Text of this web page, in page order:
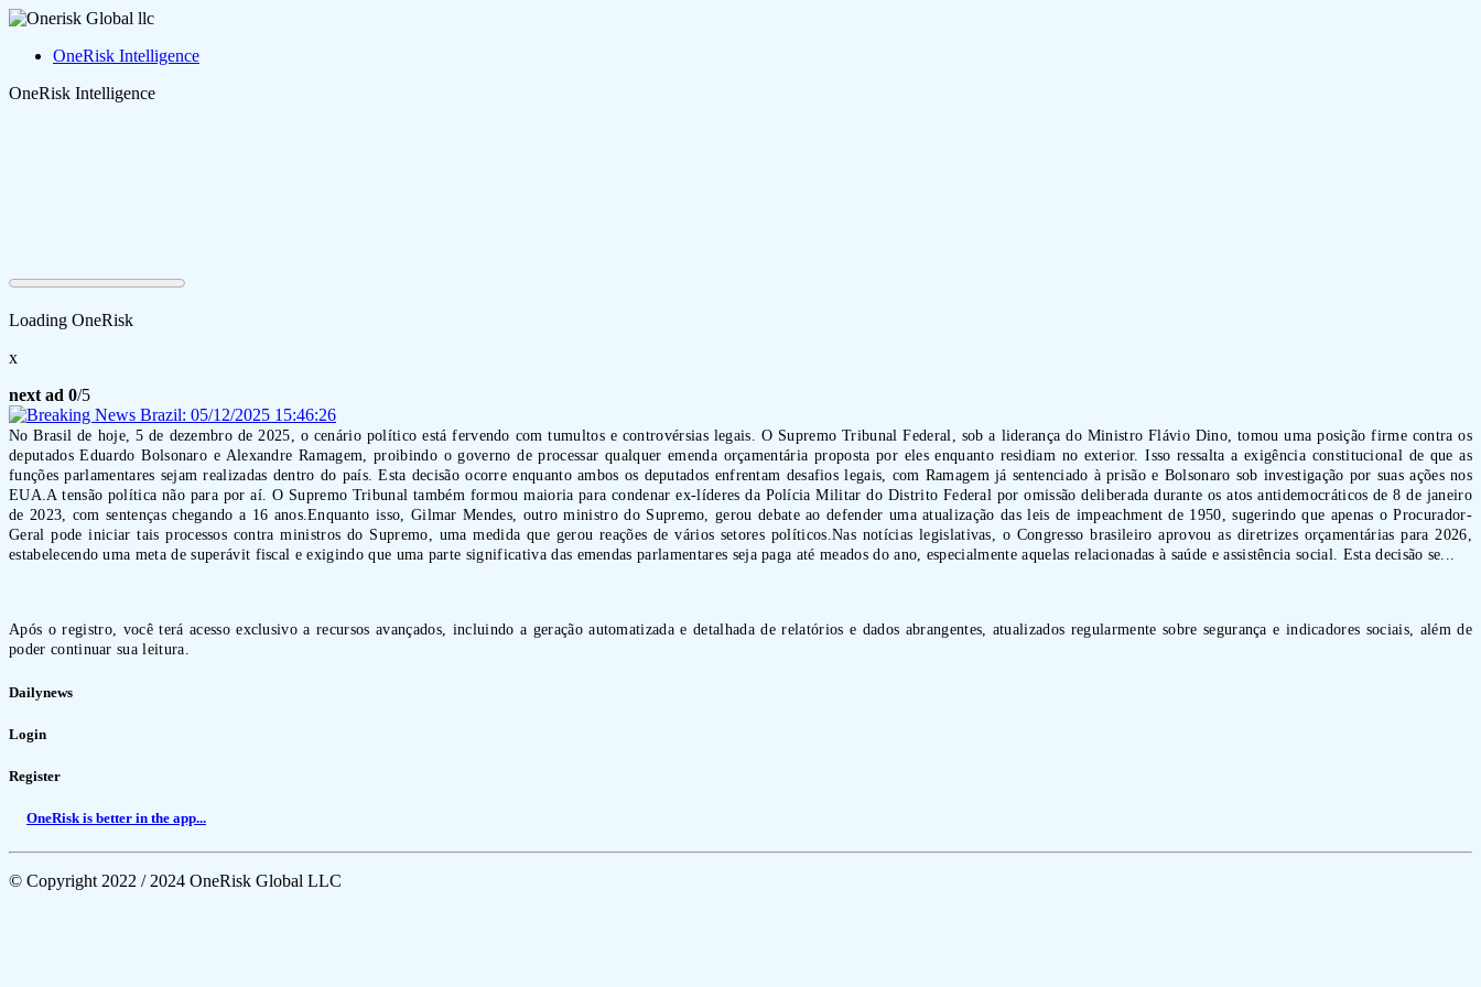
OneRisk Intelligence
OneRisk Intelligence
Loading OneRisk
x
next ad 0/5
No Brasil de hoje, 5 de dezembro de 2025, o cenário político está fervendo com tumultos e controvérsias legais. O Supremo Tribunal Federal, sob a liderança do Ministro Flávio Dino, tomou uma posição firme contra os
deputados Eduardo Bolsonaro e Alexandre Ramagem, proibindo o governo de processar qualquer emenda orçamentária proposta por eles enquanto residiam no exterior. Isso ressalta a exigência constitucional de que as
funções parlamentares sejam realizadas dentro do país. Esta decisão ocorre enquanto ambos os deputados enfrentam desafios legais, com Ramagem já sentenciado à prisão e Bolsonaro sob investigação por suas ações nos
EUA.A tensão política não para por aí. O Supremo Tribunal também formou maioria para condenar ex-líderes da Polícia Militar do Distrito Federal por omissão deliberada durante os atos antidemocráticos de 8 de janeiro
de 2023, com sentenças chegando a 16 anos.Enquanto isso, Gilmar Mendes, outro ministro do Supremo, gerou debate ao defender uma atualização das leis de impeachment de 1950, sugerindo que apenas o Procurador-
Geral pode iniciar tais processos contra ministros do Supremo, uma medida que gerou reações de vários setores políticos.Nas notícias legislativas, o Congresso brasileiro aprovou as diretrizes orçamentárias para 2026,
estabelecendo uma meta de superávit fiscal e exigindo que uma parte significativa das emendas parlamentares seja paga até meados do ano, especialmente aquelas relacionadas à saúde e assistência social. Esta decisão se...
Após o registro, você terá acesso exclusivo a recursos avançados, incluindo a geração automatizada e detalhada de relatórios e dados abrangentes, atualizados regularmente sobre segurança e indicadores sociais, além de
poder continuar sua leitura.
Dailynews
Login
Register
OneRisk is better in the app...
© Copyright 2022 / 2024 OneRisk Global LLC